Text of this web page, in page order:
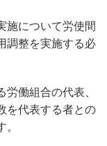
施について労使間
調整を実施する必
働組合の代表、
を代表する者との